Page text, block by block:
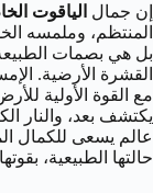
إن جمال الياقوت
المنتظم، وملمسه
بل هي بصمات
القشرة الأرضية.
مع القوة الأولية
يكتشف بعد، والنار
عالم يسعى للكمال
حالتها الطبيعية،